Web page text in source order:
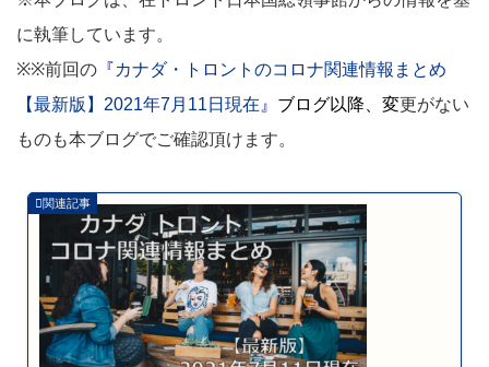
に執筆しています。
※※前回の 『カナダ・トロントのコロナ関連情報まとめ
【最新版】2021年7月11日現在 』 ブログ以降、 変更がない
ものも本ブログでご確認頂けます。